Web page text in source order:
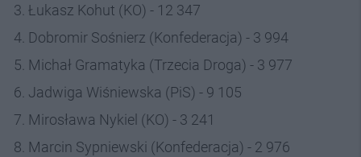
Łukasz Kohut (KO) - 12 347
Dobromir Sośnierz (Konfederacja) - 3 994
Michał Gramatyka (Trzecia Droga) - 3 977
Jadwiga Wiśniewska (PiS) - 9 105
Mirosława Nykiel (KO) - 3 241
Marcin Sypniewski (Konfederacja) - 2 976